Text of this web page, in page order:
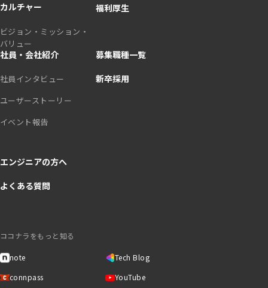
カルチャー
ビジョン・ミッション・
バリュー
福利厚生
社員・会社紹介
社員インタビュー
ユーザーストーリー
イベント報告
エンジニアの方へ
よくある質問
募集職種一覧
新卒採用
ココナラをもっと知る
note
Tech Blog
connpass
YouTube